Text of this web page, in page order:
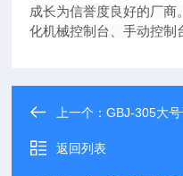
成长为信誉度良好的厂商
化机械控制台、手动控制
上一个：GBJ-305大
返回列表